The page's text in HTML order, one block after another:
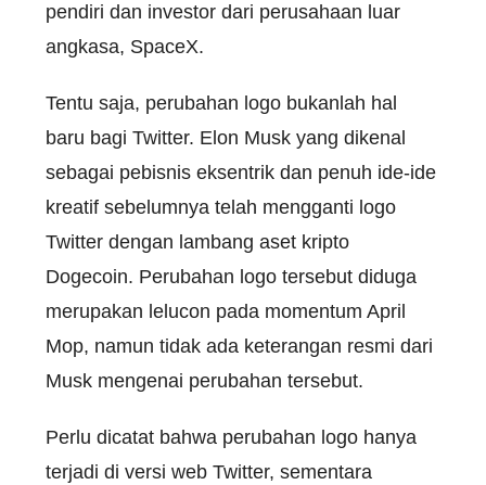
pendiri dan investor dari perusahaan luar
angkasa, SpaceX.
Tentu saja, perubahan logo bukanlah hal
baru bagi Twitter. Elon Musk yang dikenal
sebagai pebisnis eksentrik dan penuh ide-ide
kreatif sebelumnya telah mengganti logo
Twitter dengan lambang aset kripto
Dogecoin. Perubahan logo tersebut diduga
merupakan lelucon pada momentum April
Mop, namun tidak ada keterangan resmi dari
Musk mengenai perubahan tersebut.
Perlu dicatat bahwa perubahan logo hanya
terjadi di versi web Twitter, sementara